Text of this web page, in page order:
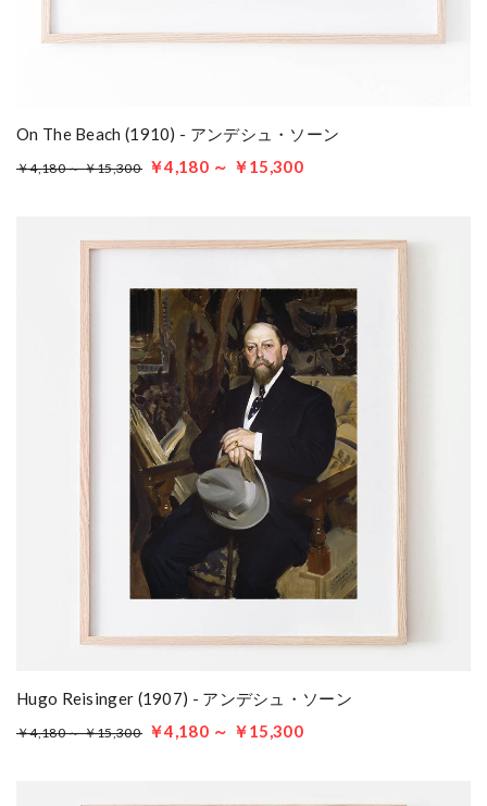
On The Beach (1910) - アンデシュ・ソーン
￥4,180 ～ ￥15,300 ￥4,180 ～ ￥15,300
Hugo Reisinger (1907) - アンデシュ・ソーン
￥4,180 ～ ￥15,300 ￥4,180 ～ ￥15,300